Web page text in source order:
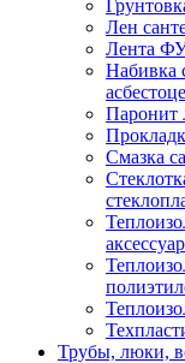
Лен
Лента
Набивка
Паронит
Смазка
Трубы, люки,